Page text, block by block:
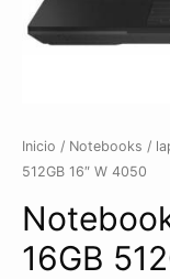
Inicio / Notebooks /
512GB 16″ W 4050
16GB